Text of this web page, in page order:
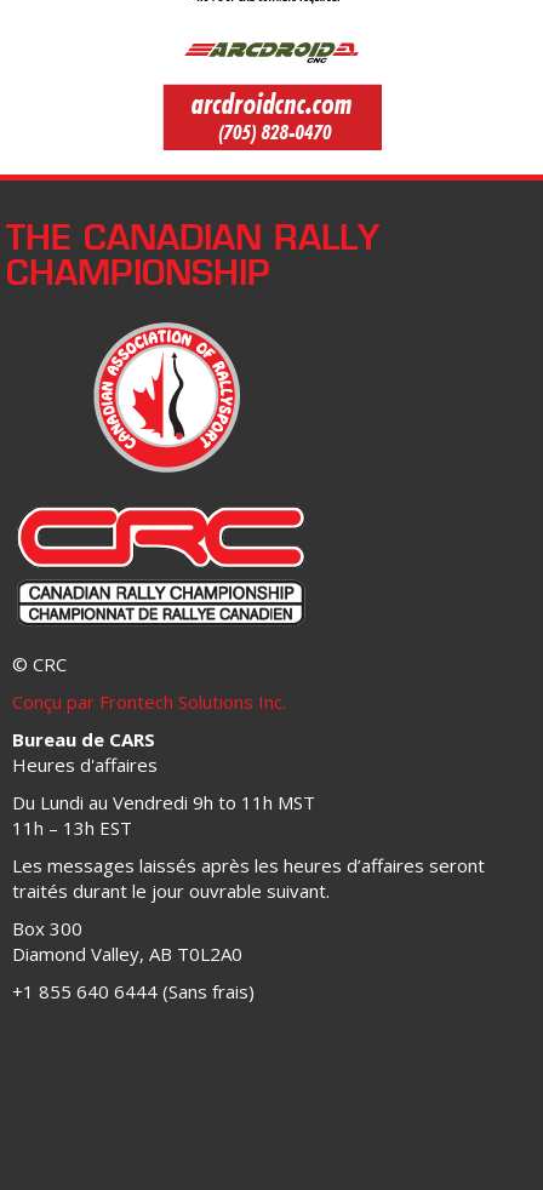
THE CANADIAN RALLY
CHAMPIONSHIP
© CRC
Conçu par Frontech Solutions Inc.
Bureau de CARS
Heures d'affaires
Du Lundi au Vendredi 9h to 11h MST
11h – 13h EST
Les messages laissés après les heures d’affaires seront
traités durant le jour ouvrable suivant.
Box 300
Diamond Valley, AB T0L2A0
+1 855 640 6444 (Sans frais)